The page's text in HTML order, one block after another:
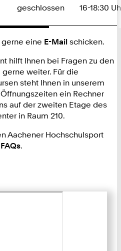
geschlossen 16-18:30
gerne eine E-Mail schicken.
hilft Ihnen bei Fragen zu den
weiter. Für die
steht Ihnen in unserem
ein Rechner
auf der zweiten Etage des
in Raum 210.
Aachener Hochschulsport
FAQs.